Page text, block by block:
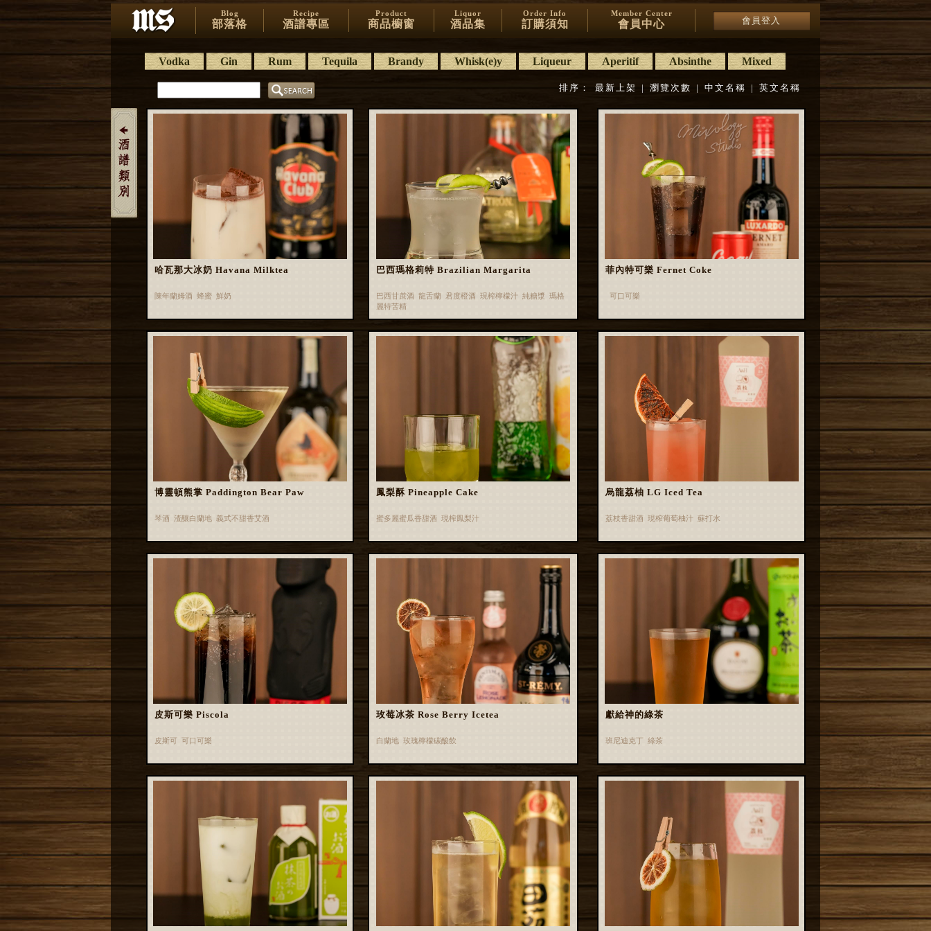
Blog
部落格
Recipe
酒譜專區
Product
商品櫥窗
Liquor
酒品集
Order Info
訂購須知
Member Center
會員中心 會員登入
Vodka Gin Rum Tequila Brandy Whisk(e)y Liqueur Aperitif Absinthe Mixed
排序： 最新上架 | 瀏覽次數 | 中文名稱 | 英文名稱
哈瓦那大冰奶 Havana Milktea
陳年蘭姆酒 蜂蜜 鮮奶
巴西瑪格莉特 Brazilian Margarita
巴西甘蔗酒 龍舌蘭 君度橙酒 現榨檸檬汁 純糖漿 瑪格
麗特苦精
菲內特可樂 Fernet Coke
可口可樂
博靈頓熊掌 Paddington Bear Paw
琴酒 渣釀白蘭地 義式不甜香艾酒
鳳梨酥 Pineapple Cake
蜜多麗蜜瓜香甜酒 現榨鳳梨汁
烏龍荔柚 LG Iced Tea
荔枝香甜酒 現榨葡萄柚汁 蘇打水
皮斯可樂 Piscola
皮斯可 可口可樂
玫莓冰茶 Rose Berry Icetea
白蘭地 玫瑰檸檬碳酸飲
獻給神的綠茶
班尼迪克丁 綠茶